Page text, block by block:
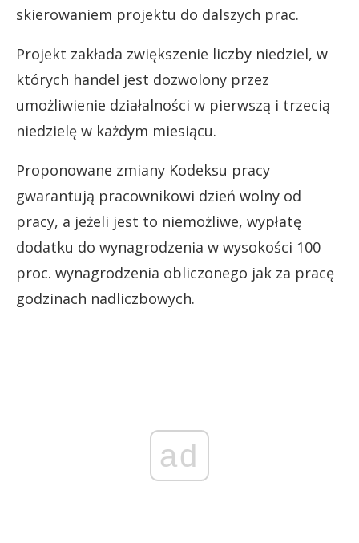
skierowaniem projektu do dalszych prac.
Projekt zakłada zwiększenie liczby niedziel, w
których handel jest dozwolony przez
umożliwienie działalności w pierwszą i trzecią
niedzielę w każdym miesiącu.
Proponowane zmiany Kodeksu pracy
gwarantują pracownikowi dzień wolny od
pracy, a jeżeli jest to niemożliwe, wypłatę
dodatku do wynagrodzenia w wysokości 100
proc. wynagrodzenia obliczonego jak za pracę
godzinach nadliczbowych.
ad